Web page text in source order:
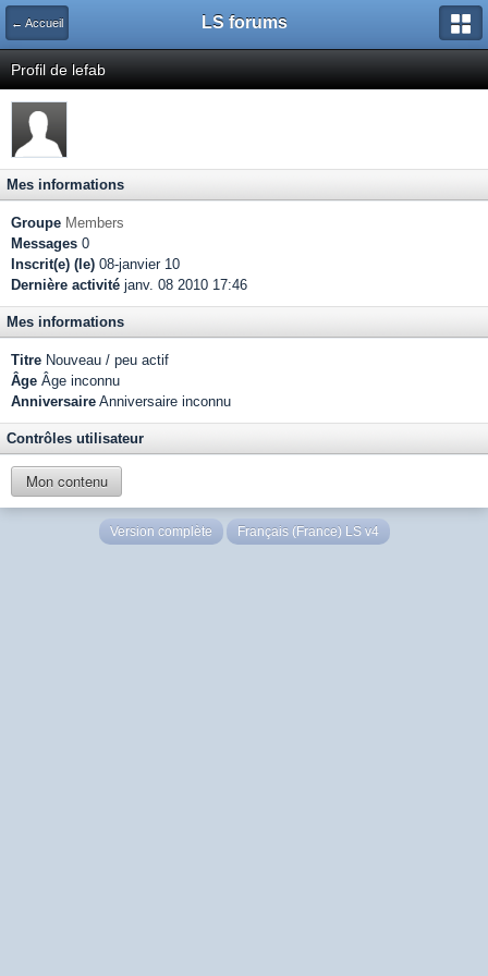
← Accueil LS forums
Profil de lefab
Mes informations
Groupe Members
Messages 0
Inscrit(e) (le) 08-janvier 10
Dernière activité janv. 08 2010 17:46
Mes informations
Titre Nouveau / peu actif
Âge Âge inconnu
Anniversaire Anniversaire inconnu
Contrôles utilisateur
Mon contenu
Version complète Français (France) LS v4